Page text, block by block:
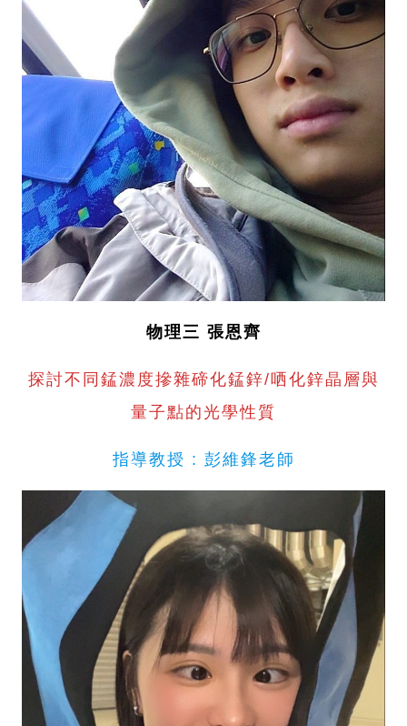
物理三 張恩齊
探討不同錳濃度摻雜碲化錳鋅/哂化鋅晶層與
量子點的光學性質
指導教授 : 彭維鋒老師